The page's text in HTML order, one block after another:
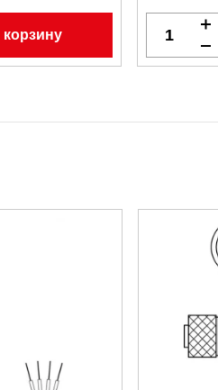
корзину